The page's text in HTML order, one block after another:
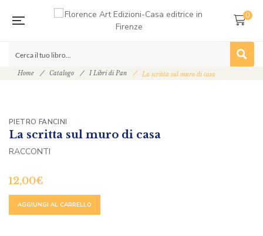
0
Home Catalogo I Libri di Pan La scritta sul muro di casa
PIETRO FANCINI
La scritta sul muro di casa
RACCONTI
12,00€
AGGIUNGI AL CARRELLO